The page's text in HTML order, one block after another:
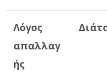
Λόγος
απαλλαγ
ής